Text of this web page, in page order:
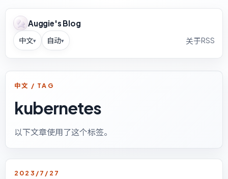
Auggie's Blog
中文▾ 自动▾ 关于RSS
中文 / TAG
kubernetes
以下文章使用了这个标签。
2023/7/27